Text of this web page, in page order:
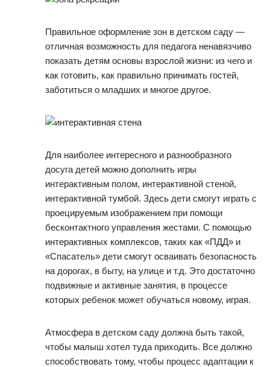
Правильное оформление зон в детском саду —
отличная возможность для педагога ненавязчиво
показать детям основы взрослой жизни: из чего и
как готовить, как правильно принимать гостей,
заботиться о младших и многое другое.
Для наиболее интересного и разнообразного
досуга детей можно дополнить игры
интерактивным полом, интерактивной стеной,
интерактивной тумбой. Здесь дети смогут играть с
проецируемым изображением при помощи
бесконтактного управления жестами. С помощью
интерактивных комплексов, таких как «ПДД» и
«Спасатель» дети смогут осваивать безопасность
на дорогах, в быту, на улице и т.д. Это достаточно
подвижные и активные занятия, в процессе
которых ребенок может обучаться новому, играя.
Атмосфера в детском саду должна быть такой,
чтобы малыш хотел туда приходить. Все должно
способствовать тому, чтобы процесс адаптации к